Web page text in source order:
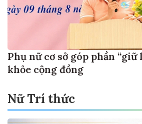
Phụ nữ cơ sở góp phần “giữ
khỏe cộng đồng
Nữ Trí thức